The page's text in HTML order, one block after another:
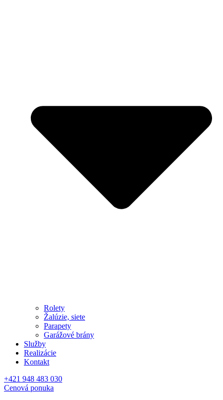
Rolety
Žalúzie, siete
Parapety
Garážové brány
Služby
Realizácie
Kontakt
+421 948 483 030
Cenová ponuka